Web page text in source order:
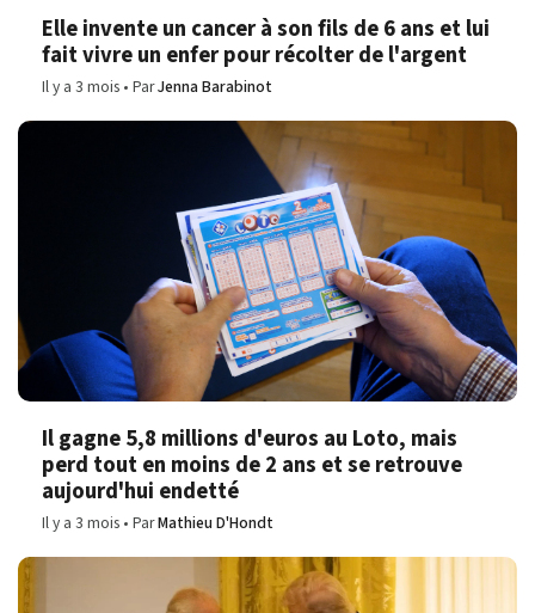
Elle invente un cancer à son fils de 6 ans et lui
fait vivre un enfer pour récolter de l'argent
Il y a 3 mois ParJenna Barabinot
Il gagne 5,8 millions d'euros au Loto, mais
perd tout en moins de 2 ans et se retrouve
aujourd'hui endetté
Il y a 3 mois ParMathieu D'Hondt